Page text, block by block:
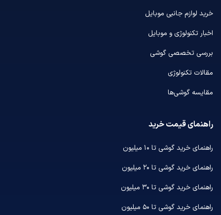
خرید لوازم جانبی موبایل
اخبار تکنولوژی و موبایل
بررسی تخصصی گوشی
مقالات تکنولوژی
مقایسه گوشی‌ها
راهنمای قیمت خرید
راهنمای خرید گوشی تا ۱۰ میلیون
راهنمای خرید گوشی تا ۲۰ میلیون
راهنمای خرید گوشی تا ۳۰ میلیون
راهنمای خرید گوشی تا ۵۰ میلیون